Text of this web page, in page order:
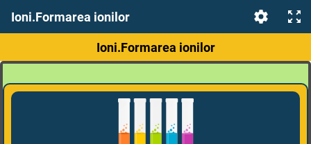
Ioni.Formarea ionilor
Ioni.Formarea ionilor